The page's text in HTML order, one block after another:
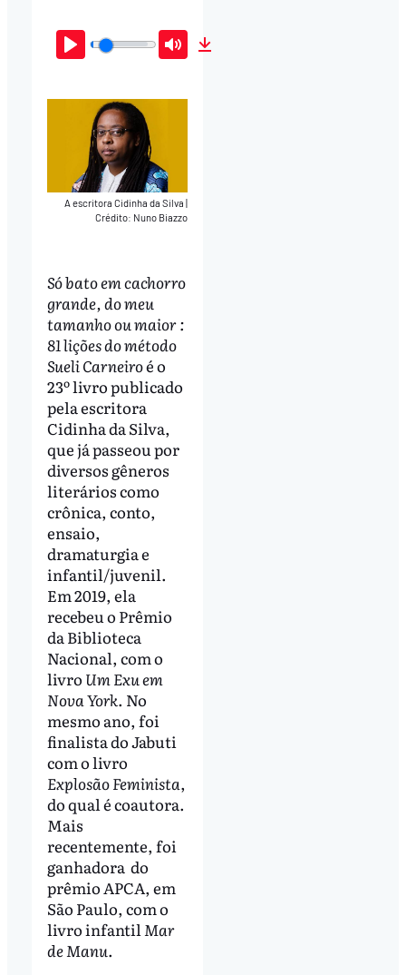
Play Mute
A escritora Cidinha da Silva
Crédito: Nuno Biazzo
Só bato em cachorro
grande, do meu
tamanho ou maior :
81 lições do método
Sueli Carneiroé o
23º livro publicado
pela escritora
Cidinha da Silva,
que já passeou por
diversos gêneros
literários como
crônica, conto,
ensaio,
dramaturgia e
infantil/juvenil.
Em 2019, ela
recebeu o Prêmio
da Biblioteca
Nacional, com o
livro Um Exu em
Nova York. No
mesmo ano, foi
finalista do Jabuti
com o livro
Explosão Feminista,
do qual é coautora.
Mais
recentemente, foi
ganhadora do
prêmio APCA, em
São Paulo, com o
livro infantil Mar
de Manu.